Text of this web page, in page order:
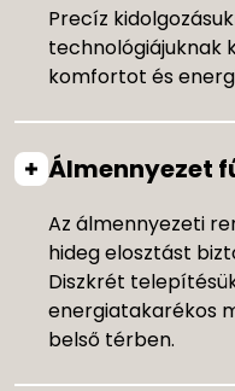
Precíz
technológiájuknak
komfortot és
Álmennyezet
Az álmennyezeti
hideg elosztást
Diszkrét
energiatakarékos
belső térben.